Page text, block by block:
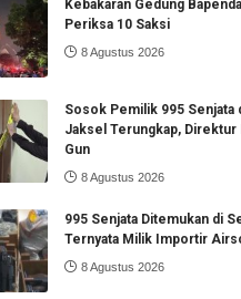
Kebakaran Gedung
Periksa 10 Saksi
8 Agustus 2026
Sosok Pemilik 995 Senjata
Jaksel Terungkap,
Gun
8 Agustus 2026
995 Senjata Ditemukan di
Ternyata Milik Importir
8 Agustus 2026